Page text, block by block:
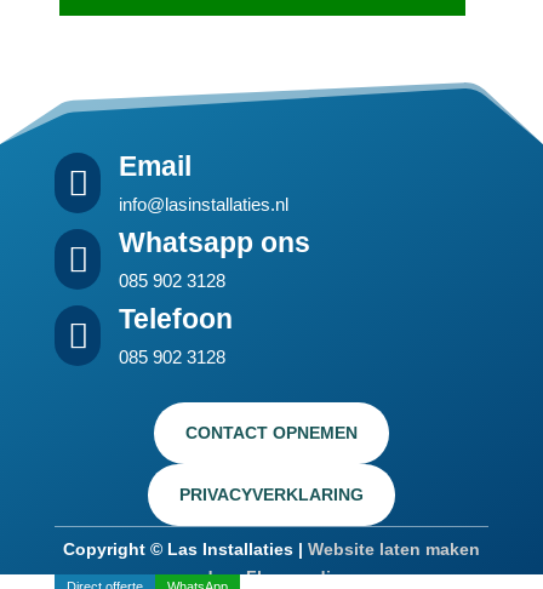
 Email
info@lasinstallaties.nl
 Whatsapp ons
085 902 3128
 Telefoon
085 902 3128
CONTACT OPNEMEN
PRIVACYVERKLARING
Copyright © Las Installaties | Website laten maken
door Flexamedia